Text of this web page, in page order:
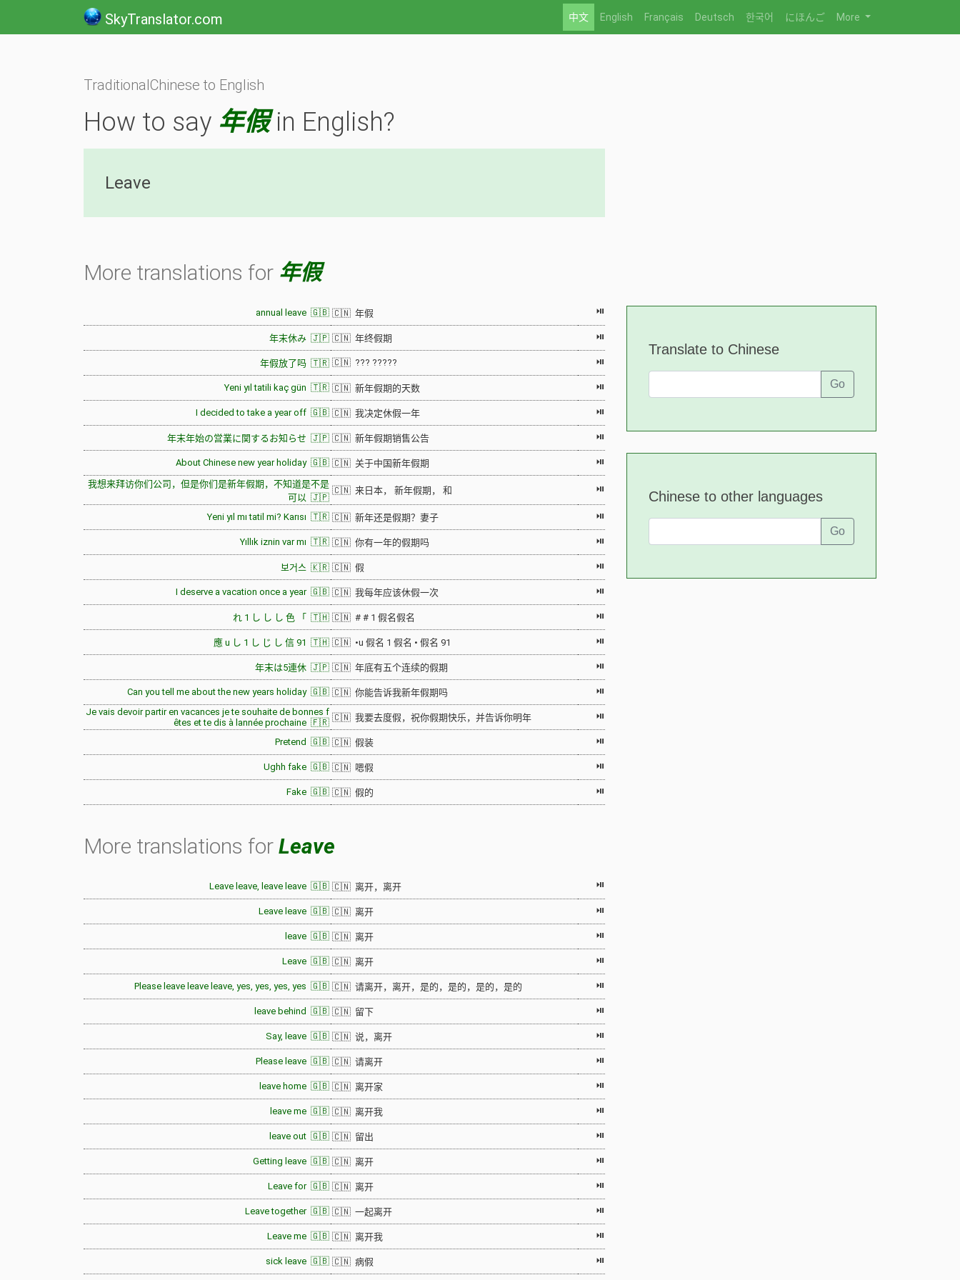
SkyTranslator.com 中文 English Français Deutsch 한국어 にほんご More
TraditionalChinese to English
How to say 年假in English?
Leave
More translations for 年假
annual leave 🇬🇧 🇨🇳 年假 ⏯
年末休み 🇯🇵 🇨🇳 年终假期 ⏯
年假放了吗 🇹🇷 🇨🇳 ??? ????? ⏯
Yeni yıl tatili kaç gün 🇹🇷 🇨🇳 新年假期的天数 ⏯
I decided to take a year off 🇬🇧 🇨🇳 我决定休假一年 ⏯
年末年始の営業に関するお知らせ 🇯🇵 🇨🇳 新年假期销售公告 ⏯
About Chinese new year holiday 🇬🇧 🇨🇳 关于中国新年假期 ⏯
我想来拜访你们公司，但是你们是新年假期，不知道是不是
可以 🇯🇵
🇨🇳 来日本， 新年假期， 和 ⏯
Yeni yıl mı tatil mi? Karısı 🇹🇷 🇨🇳 新年还是假期？妻子 ⏯
Yıllık iznin var mı 🇹🇷 🇨🇳 你有一年的假期吗 ⏯
보거스 🇰🇷 🇨🇳 假 ⏯
I deserve a vacation once a year 🇬🇧 🇨🇳 我每年应该休假一次 ⏯
れ 1 し し し 色 「 🇹🇭 🇨🇳 # # 1 假名假名 ⏯
應 u し 1 し じ し 信 91 🇹🇭 🇨🇳 •u 假名 1 假名 • 假名 91 ⏯
年末は5連休 🇯🇵 🇨🇳 年底有五个连续的假期 ⏯
Can you tell me about the new years holiday 🇬🇧 🇨🇳 你能告诉我新年假期吗
⏯
Je vais devoir partir en vacances je te souhaite de bonnes f
êtes et te dis à lannée prochaine 🇫🇷 🇨🇳 我要去度假，祝你假期快乐，并告诉你明年 ⏯
Pretend 🇬🇧 🇨🇳 假装 ⏯
Ughh fake 🇬🇧 🇨🇳 嗯假 ⏯
Fake 🇬🇧 🇨🇳 假的 ⏯
More translations for Leave
Leave leave, leave leave 🇬🇧 🇨🇳 离开，离开 ⏯
Leave leave 🇬🇧 🇨🇳 离开 ⏯
leave 🇬🇧 🇨🇳 离开 ⏯
Leave 🇬🇧 🇨🇳 离开 ⏯
Please leave leave leave, yes, yes, yes, yes 🇬🇧 🇨🇳 请离开，离开，是的，是的，是的，是的 ⏯
leave behind 🇬🇧 🇨🇳 留下 ⏯
Say, leave 🇬🇧 🇨🇳 说，离开 ⏯
Please leave 🇬🇧 🇨🇳 请离开 ⏯
leave home 🇬🇧 🇨🇳 离开家 ⏯
leave me 🇬🇧 🇨🇳 离开我 ⏯
leave out 🇬🇧 🇨🇳 留出 ⏯
Getting leave 🇬🇧 🇨🇳 离开 ⏯
Leave for 🇬🇧 🇨🇳 离开 ⏯
Leave together 🇬🇧 🇨🇳 一起离开 ⏯
Leave me 🇬🇧 🇨🇳 离开我 ⏯
sick leave 🇬🇧 🇨🇳 病假 ⏯
Translate to Chinese
Go
Chinese to other languages
Go